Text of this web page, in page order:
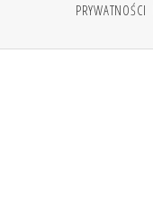
PRYWATNOŚCI